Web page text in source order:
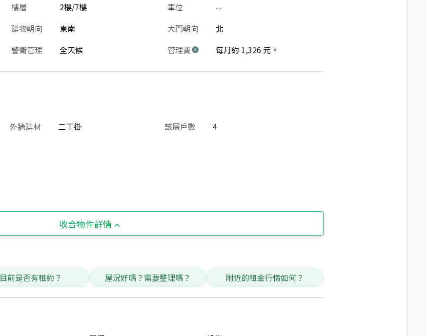
樓層 2樓/7樓 車位
--
建物朝向 東南 大門朝向
北
警衛管理 全天候 管理費 每月約 1,326 元。
外牆建材 二丁掛 該層戶數
4
收合物件詳情
目前是否有租約？ 屋況好嗎？需要整理嗎？ 附近的租金行情如何？